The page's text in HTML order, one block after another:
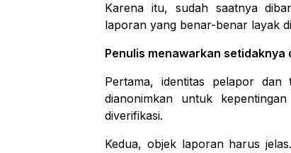
Karena itu, sudah saatnya
laporan yang benar-benar layak
Penulis menawarkan
Pertama, identitas pelapor
dianonimkan untuk
diverifikasi.
Kedua, objek laporan harus